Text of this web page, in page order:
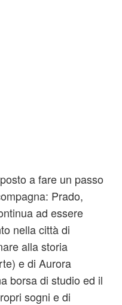
a fare un passo
Prado,
ad essere
nella città di
alla storia
e di Aurora
borsa di studio ed il
sogni e di